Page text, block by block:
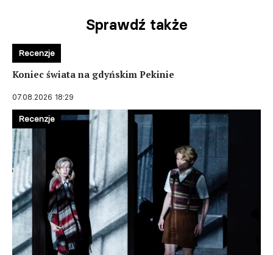
Sprawdź także
Koniec świata na gdyńskim Pekinie
07.08.2026 18:29
Recenzje
Recenzje